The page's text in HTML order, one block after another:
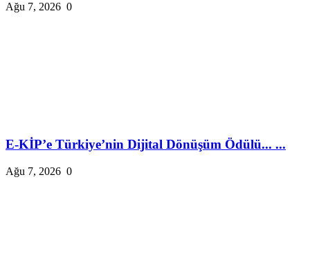
Ağu 7, 2026 0
E-KİP’e Türkiye’nin Dijital Dönüşüm Ödülü... ...
Ağu 7, 2026 0